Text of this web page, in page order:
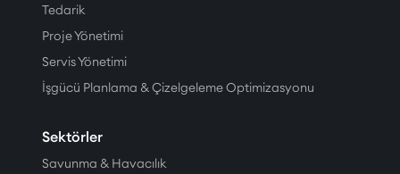
Tedarik
Proje Yönetimi
Servis Yönetimi
İşgücü Planlama & Çizelgeleme Optimizasyonu
Sektörler
Savunma & Havacılık